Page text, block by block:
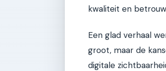
kwaliteit en
Een glad verhaal
groot, maar de
digitale